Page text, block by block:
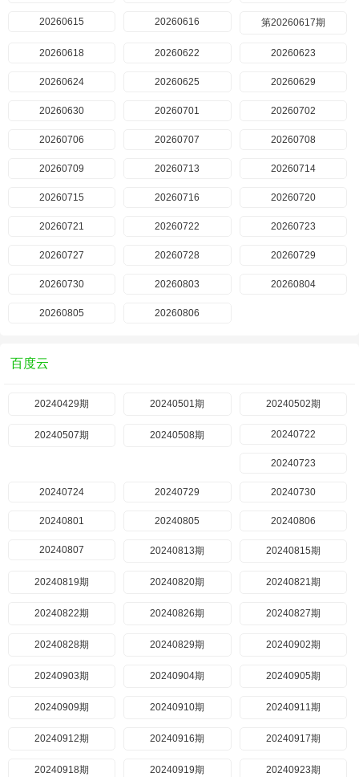
20260615 20260616 第20260617期
20260618 20260622 20260623
20260624 20260625 20260629
20260630 20260701 20260702
20260706 20260707 20260708
20260709 20260713 20260714
20260715 20260716 20260720
20260721 20260722 20260723
20260727 20260728 20260729
20260730 20260803 20260804
20260805 20260806
百度云
20240429期 20240501期 20240502期
20240507期 20240508期 20240722
20240723
20240724 20240729 20240730
20240801 20240805 20240806
20240807 20240813期 20240815期
20240819期 20240820期 20240821期
20240822期 20240826期 20240827期
20240828期 20240829期 20240902期
20240903期 20240904期 20240905期
20240909期 20240910期 20240911期
20240912期 20240916期 20240917期
20240918期 20240919期 20240923期